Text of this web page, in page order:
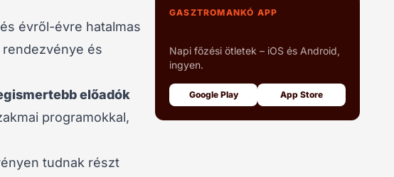
évről-évre hatalmas
és
előadók
programokkal,
tudnak részt
GASZTROMANKÓ APP
Napi főzési ötletek – iOS és Android,
ingyen.
Google Play App Store